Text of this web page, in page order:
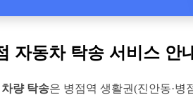
자동차 탁송 서비스 안
량 탁송은 병점역 생활권(진안동·병